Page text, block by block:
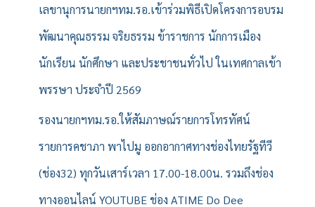
เลขานุการนายกฯทม.รอ.เข้าร่วมพิธีเปิดโครงการอบรม
พัฒนาคุณธรรม จริยธรรม ข้าราชการ นักการเมือง
นักเรียน นักศึกษา และประชาชนทั่วไป ในเทศกาลเข้า
พรรษา ประจำปี 2569
รองนายกฯทม.รอ.ให้สัมภาษณ์รายการโทรทัศน์
รายการคชาภา พาไปมู ออกอากาศทางช่องไทยรัฐทีวี
(ช่อง32) ทุกวันเสาร์เวลา 17.00-18.00น. รวมถึงช่อง
ทางออนไลน์ YOUTUBE ช่อง ATIME Do Dee